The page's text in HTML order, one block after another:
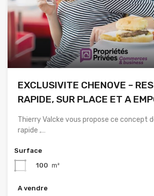
EXCLUSIVITE CHENOVE –
RAPIDE, SUR PLACE ET A
Thierry Valcke vous propose ce concept
rapide ,…
Surface
100 m²
A vendre